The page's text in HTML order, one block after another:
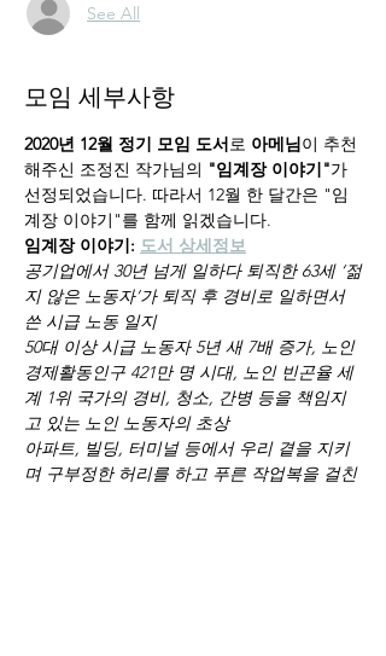
See All
모임 세부사항
2020년 12월 정기 모임 도서로 아메님이 추천
해주신 조정진 작가님의 "임계장 이야기"가
선정되었습니다. 따라서 12월 한 달간은 "임
계장 이야기"를 함께 읽겠습니다.
임계장 이야기: 도서 상세정보
공기업에서 30년 넘게 일하다 퇴직한 63세 ‘젊
지 않은 노동자’가 퇴직 후 경비로 일하면서
쓴 시급 노동 일지
50대 이상 시급 노동자 5년 새 7배 증가, 노인
경제활동인구 421만 명 시대, 노인 빈곤율 세
계 1위 국가의 경비, 청소, 간병 등을 책임지
고 있는 노인 노동자의 초상
아파트, 빌딩, 터미널 등에서 우리 곁을 지키
며 구부정한 허리를 하고 푸른 작업복을 걸친